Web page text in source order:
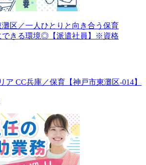
区／一人ひとりと向き合う保育
できる環境◎【派遣社員】※資格
ア CC兵庫／保育【神戸市東灘区-014】